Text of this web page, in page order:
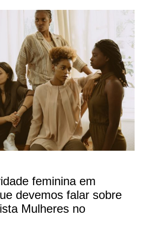
feminina em
devemos falar sobre
Mulheres no